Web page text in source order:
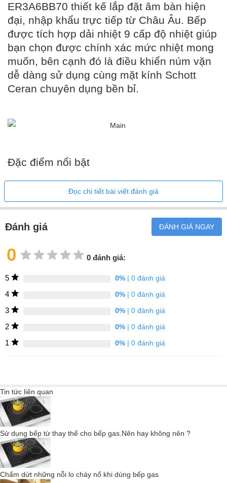
ER3A6BB70 thiết kế lắp đặt âm bàn hiện
đại, nhập khẩu trực tiếp từ Châu Âu. Bếp
được tích hợp dải nhiệt 9 cấp độ nhiệt giúp
bạn chọn được chính xác mức nhiệt mong
muốn, bên cạnh đó là điều khiển núm vặn
dễ dàng sử dụng cùng mặt kính Schott
Ceran chuyên dụng bền bỉ.
Đặc điểm nổi bật
Thiết kế lắp đặt âm bàn cùng những đường
cong tinh tế
Bếp gas Domino 2 bếp nấu Siemens ER3A6BB70có thiết kế
không gian bếp. Mặt bếp làm bằng kính Schott Ceran chuyên
trước vát xuống tạo thành những đường cong mềm mại và tinh
tế.
minh. Núm xoay vặn là kiểu điều khiển rất gần gũi với mọi người,
dễ sử dụng với mọi đối tượng ngay cả với những người lớn tuổi.
Mặt kính Schott Ceran nguyên khối bền bỉ và
sang trọng
Đọc chi tiết bài viết đánh giá
Đánh giá ĐÁNH GIÁ NGAY
0 0 đánh giá:
5 0%| 0 đánh giá
4 0%| 0 đánh giá
3 0%| 0 đánh giá
2 0%| 0 đánh giá
1 0%| 0 đánh giá
Tin tức liên quan
Sử dụng bếp từ thay thế cho bếp gas.Nên hay không nên ?
Chấm dứt những nỗi lo cháy nổ khi dùng bếp gas